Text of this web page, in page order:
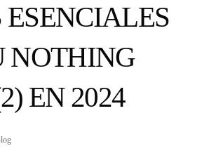
ESENCIALES
NOTHING
EN 2024